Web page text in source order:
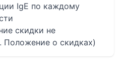
IgE по каждому
скидки не
Положение о скидках)